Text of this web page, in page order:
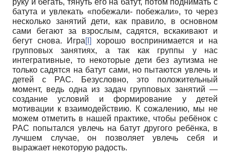
руку и бегать, тянуть его на батут, потом поднимать с
батута и увлекать «побежали- побежали», то через
несколько занятий дети, как правило, в основном
сами бегают за взрослым, садятся, вскакивают и
бегут снова. Игра[I]
хорошо воспринимается и на
групповых занятиях, а так как группы у нас
интегративные, то некоторые дети без аутизма не
только садятся на батут сами, но пытаются увлечь и
детей с РАС. Безусловно, это положительный
момент, ведь одна из задач групповых занятий —
создание условий и формирование у детей
мотивации к взаимодействию. К сожалению, мы не
можем отметить в нашей практике, чтобы ребёнок с
РАС попытался увлечь на батут другого ребёнка, в
лучшем случае, он позволяет увлечь себя и
выражает некоторую радость.